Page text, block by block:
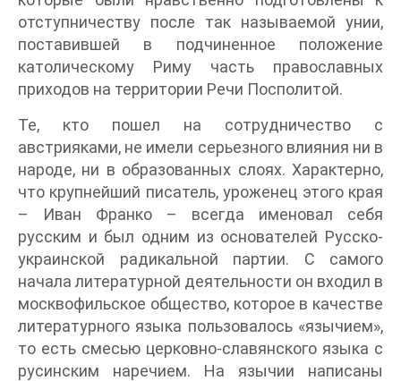
отступничеству после так называемой унии,
поставившей в подчиненное положение
католическому Риму часть православных
приходов на территории Речи Посполитой.
Те, кто пошел на сотрудничество с
австрияками, не имели серьезного влияния ни в
народе, ни в образованных слоях. Характерно,
что крупнейший писатель, уроженец этого края
– Иван Франко – всегда именовал себя
русским и был одним из основателей Русско-
украинской радикальной партии. С самого
начала литературной деятельности он входил в
москвофильское общество, которое в качестве
литературного языка пользовалось «язычием»,
то есть смесью церковно-славянского языка с
русинским наречием. На язычии написаны